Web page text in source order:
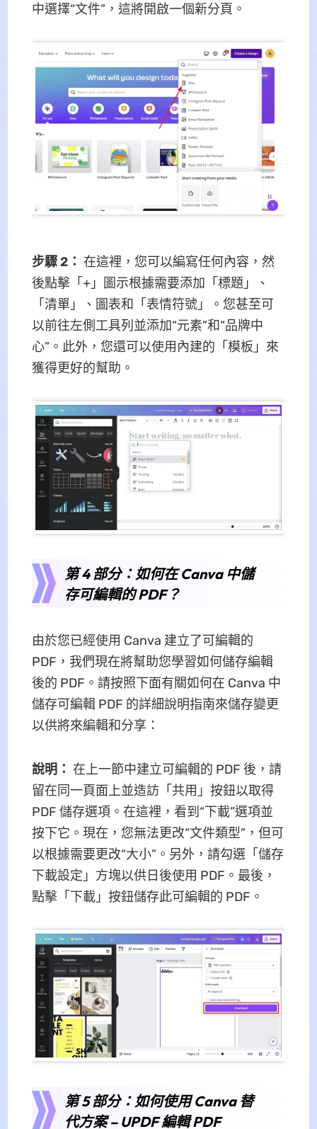
中選擇“文件”，這將開啟一個新分頁。
步驟 2： 在這裡，您可以編寫任何內容，然
後點擊「+」圖示根據需要添加「標題」、
「清單」、圖表和「表情符號」。您甚至可
以前往左側工具列並添加“元素”和“品牌中
心”。此外，您還可以使用內建的「模板」來
獲得更好的幫助。
第 4 部分：如何在 Canva 中儲
存可編輯的 PDF？
由於您已經使用 Canva 建立了可編輯的
PDF，我們現在將幫助您學習如何儲存編輯
後的 PDF。請按照下面有關如何在 Canva 中
儲存可編輯 PDF 的詳細說明指南來儲存變更
以供將來編輯和分享：
說明： 在上一節中建立可編輯的 PDF 後，請
留在同一頁面上並造訪「共用」按鈕以取得
PDF 儲存選項。在這裡，看到“下載”選項並
按下它。現在，您無法更改“文件類型”，但可
以根據需要更改“大小”。另外，請勾選「儲存
下載設定」方塊以供日後使用 PDF。最後，
點擊「下載」按鈕儲存此可編輯的 PDF。
第 5 部分：如何使用 Canva 替
代方案 – UPDF 編輯 PDF